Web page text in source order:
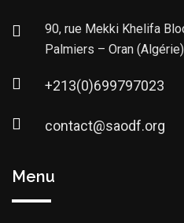
90, rue Mekki Khelifa
Palmiers – Oran (Algérie)
+213(0)699797023
contact@saodf.org
Menu